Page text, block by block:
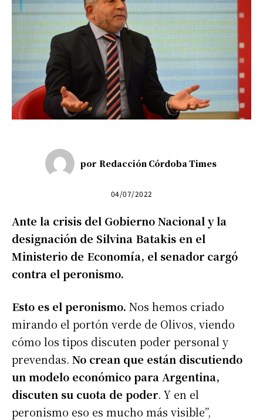
por Redacción Córdoba Times
04/07/2022
Ante la crisis del Gobierno Nacional y la
designación de Silvina Batakis en el
Ministerio de Economía, el senador cargó
contra el peronismo.
Esto es el peronismo. Nos hemos criado
mirando el portón verde de Olivos, viendo
cómo los tipos discuten poder personal y
prevendas. No crean que están discutiendo
un modelo económico para Argentina,
discuten su cuota de poder. Y en el
peronismo eso es mucho más visible”,